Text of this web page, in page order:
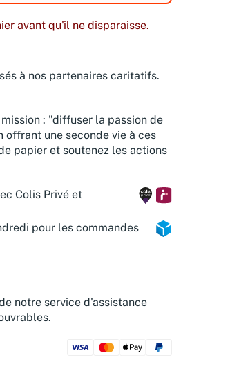
avant qu'il ne disparaisse.
à nos partenaires caritatifs.
: "diffuser la passion de
offrant une seconde vie à ces
papier et soutenez les actions
Colis Privé et
pour les commandes
notre service d'assistance